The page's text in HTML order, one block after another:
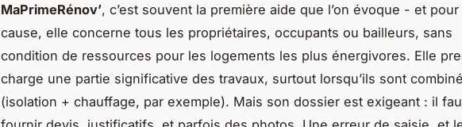
MaPrimeRénov’, c’est souvent la première aide que l’on évoque - et pour
cause, elle concerne tous les propriétaires, occupants ou bailleurs, sans
condition de ressources pour les logements les plus énergivores. Elle
charge une partie significative des travaux, surtout lorsqu’ils sont
(isolation + chauffage, par exemple). Mais son dossier est exigeant : il